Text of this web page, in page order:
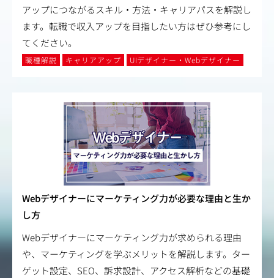
アップにつながるスキル・方法・キャリアパスを解説し
ます。転職で収入アップを目指したい方はぜひ参考にし
てください。
職種解説 キャリアアップ UIデザイナー・Webデザイナー
Webデザイナーにマーケティング力が必要な理由と生か
し方
Webデザイナーにマーケティング力が求められる理由
や、マーケティングを学ぶメリットを解説します。ター
ゲット設定、SEO、訴求設計、アクセス解析などの基礎